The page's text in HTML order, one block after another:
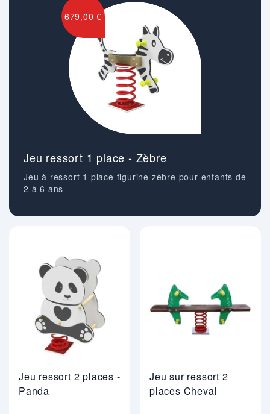
679,00 €
Jeu ressort 1 place - Zèbre
Jeu à ressort 1 place figurine zèbre pour enfants de
2 à 6 ans
Jeu ressort 2 places -
Panda
Jeu sur ressort 2
places Cheval